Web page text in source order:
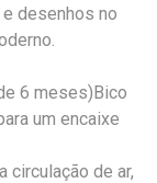
desenhos no
6 meses)Bico
um encaixe
circulação de ar,